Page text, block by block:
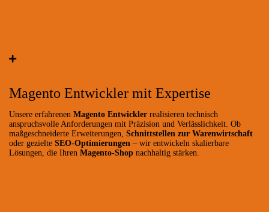
Magento Entwickler mit Expertise
Unsere erfahrenen Magento Entwickler realisieren technisch
anspruchsvolle Anforderungen mit Präzision und Verlässlichkeit. Ob
maßgeschneiderte Erweiterungen, Schnittstellen zur Warenwirtschaft
oder gezielte SEO-Optimierungen – wir entwickeln skalierbare
Lösungen, die Ihren Magento-Shop nachhaltig stärken.